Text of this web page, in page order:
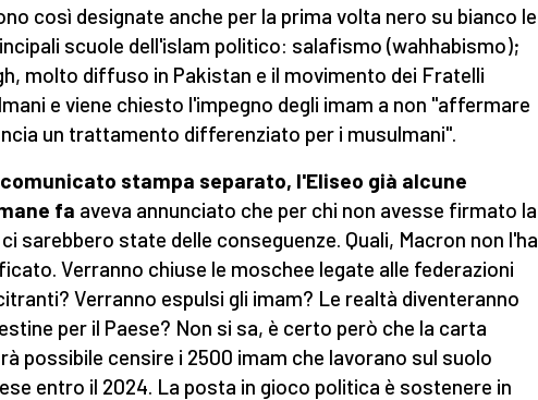
così designate anche per la prima volta nero su bianco le
scuole dell'islam politico: salafismo (wahhabismo);
molto diffuso in Pakistan e il movimento dei Fratelli
e viene chiesto l'impegno degli imam a non "affermare
un trattamento differenziato per i musulmani".
stampa separato, l'Eliseo già alcune
fa aveva annunciato che per chi non avesse firmato la
sarebbero state delle conseguenze. Quali, Macron non l'ha
Verranno chiuse le moschee legate alle federazioni
Verranno espulsi gli imam? Le realtà diventeranno
per il Paese? Non si sa, è certo però che la carta
possibile censire i 2500 imam che lavorano sul suolo
entro il 2024. La posta in gioco politica è sostenere in